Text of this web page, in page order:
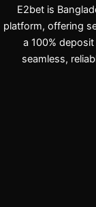
E2bet is
platform, offering
a 100%
seamless,